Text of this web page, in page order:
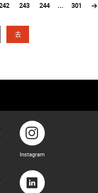
243 244 ... 301
去
Instagram